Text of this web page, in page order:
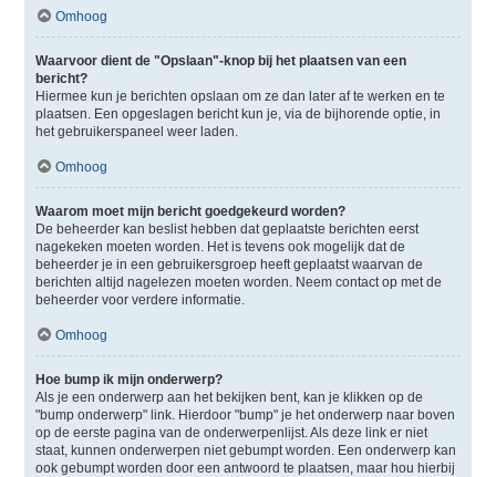
Omhoog
Waarvoor dient de "Opslaan"-knop bij het plaatsen van een
bericht?
Hiermee kun je berichten opslaan om ze dan later af te werken en te
plaatsen. Een opgeslagen bericht kun je, via de bijhorende optie, in
het gebruikerspaneel weer laden.
Omhoog
Waarom moet mijn bericht goedgekeurd worden?
De beheerder kan beslist hebben dat geplaatste berichten eerst
nagekeken moeten worden. Het is tevens ook mogelijk dat de
beheerder je in een gebruikersgroep heeft geplaatst waarvan de
berichten altijd nagelezen moeten worden. Neem contact op met de
beheerder voor verdere informatie.
Omhoog
Hoe bump ik mijn onderwerp?
Als je een onderwerp aan het bekijken bent, kan je klikken op de
"bump onderwerp" link. Hierdoor "bump" je het onderwerp naar boven
op de eerste pagina van de onderwerpenlijst. Als deze link er niet
staat, kunnen onderwerpen niet gebumpt worden. Een onderwerp kan
ook gebumpt worden door een antwoord te plaatsen, maar hou hierbij